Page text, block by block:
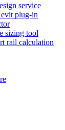
service
plug-in
sizing tool
rail calculation